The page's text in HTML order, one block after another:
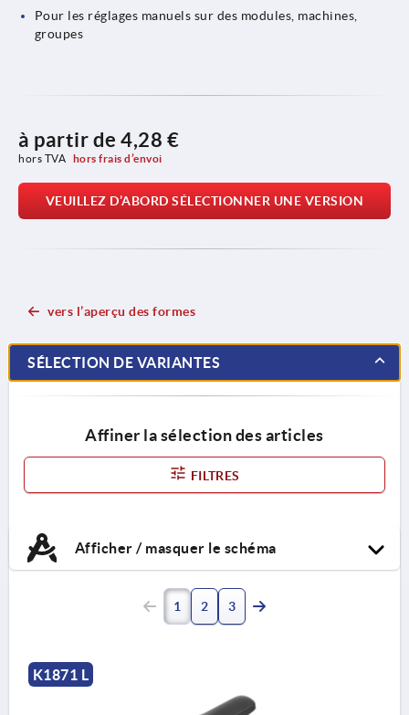
Pour les réglages manuels sur des modules, machines,
groupes
à partir de 4,28 €
hors TVA hors frais d’envoi
VEUILLEZ D’ABORD SÉLECTIONNER UNE VERSION
vers l’aperçu des formes
SÉLECTION DE VARIANTES
Affiner la sélection des articles
FILTRES
Afficher / masquer le schéma
1 2 3
K1871 L